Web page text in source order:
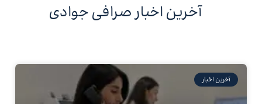
آخرین اخبار صرافی جوادی
آخرین اخبار